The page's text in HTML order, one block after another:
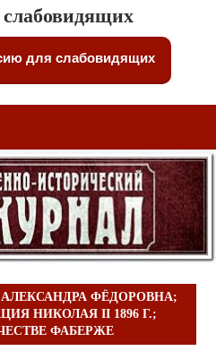
для слабовидящих
ФЁДОРОВНА;
НИКОЛАЯ II 1896 Г.;
ФАБЕРЖЕ